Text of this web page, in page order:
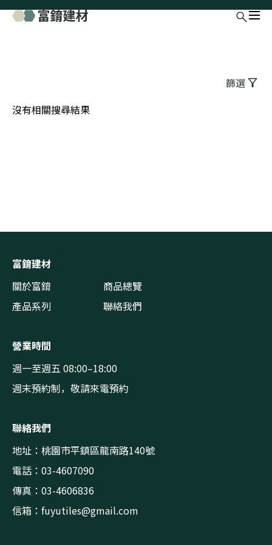
篩選
沒有相關搜尋結果
富錥建材
關於富錥
商品總覽
產品系列
聯絡我們
營業時間
週一至週五 08:00–18:00
週末預約制，敬請來電預約
聯絡我們
地址：桃園市平鎮區龍南路140號
電話：03-4607090
傳真：03-4606836
信箱： fuyutiles@gmail.com